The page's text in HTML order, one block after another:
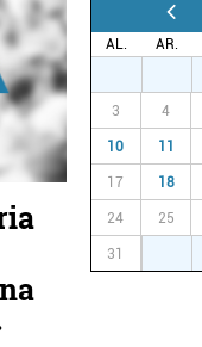
AL. AR.
3 4
10 11
17 18
24 25
31